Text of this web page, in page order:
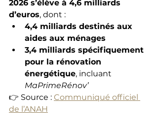
2026 s’élève à 4,6 milliards
d’euros, dont :
4,4 milliards destinés aux
aides aux ménages
3,4 milliards spécifiquement
pour la rénovation
énergétique, incluant
MaPrimeRénov’
👉 Source : Communiqué officiel
de l’ANAH